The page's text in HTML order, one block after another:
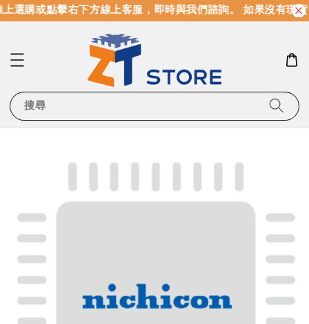
選購或點擊右下方線上客服，即時與我們諮詢。 如果沒有現
搜尋